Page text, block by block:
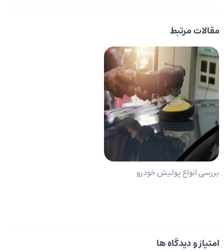
مقالات مرتبط
بررسی انواع پولیش خودرو
امتیاز و دیدگاه ها